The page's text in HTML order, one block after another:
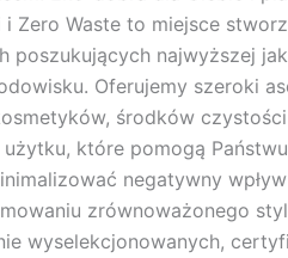
Zero Waste to miejsce
poszukujących najwyższej
Oferujemy szeroki
środków
które pomogą
negatywny
zrównoważonego
wyselekcjonowanych,